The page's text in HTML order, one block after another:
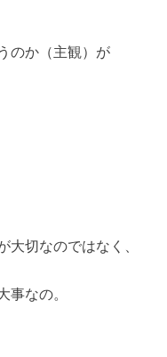
のか（主観）が
大切なのではなく、
事なの。